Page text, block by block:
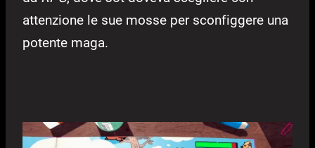
attenzione le sue mosse per sconfiggere una
potente maga.